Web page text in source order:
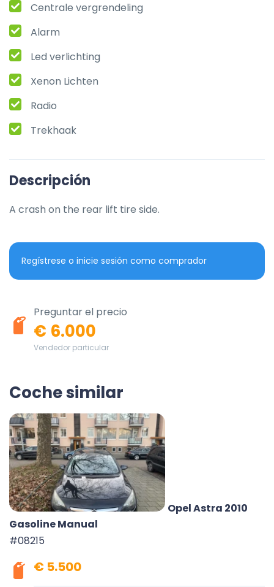
Centrale vergrendeling
Alarm
Led verlichting
Xenon Lichten
Radio
Trekhaak
Descripción
A crash on the rear lift tire side.
Regístrese o inicie sesión como comprador
Preguntar el precio
€ 6.000
Vendedor particular
Coche similar
Opel Astra 2010
Gasoline Manual
#08215
€ 5.500